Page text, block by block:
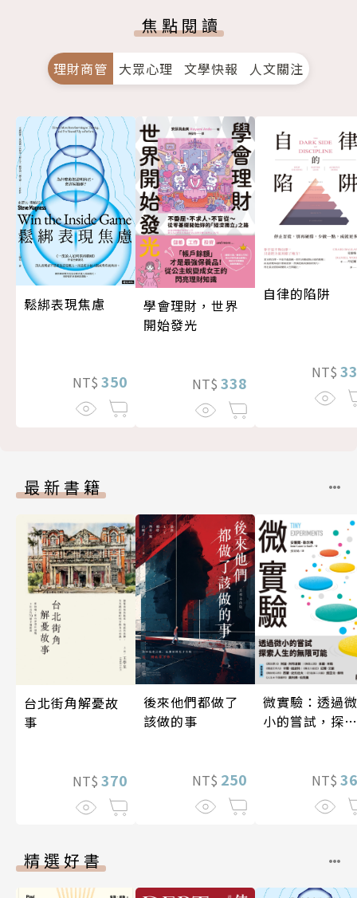
焦點閱讀
理財商管 大眾心理 文學快報 人文關注
鬆綁表現焦慮
NT$ 350
學會理財，世界
開始發光
NT$ 338
自律的陷阱
NT$
最新書籍
台北街角解憂故
事
NT$ 370
後來他們都做了
該做的事
NT$ 250
微實驗：透過微
小的嘗試，探索
NT$
精選好書